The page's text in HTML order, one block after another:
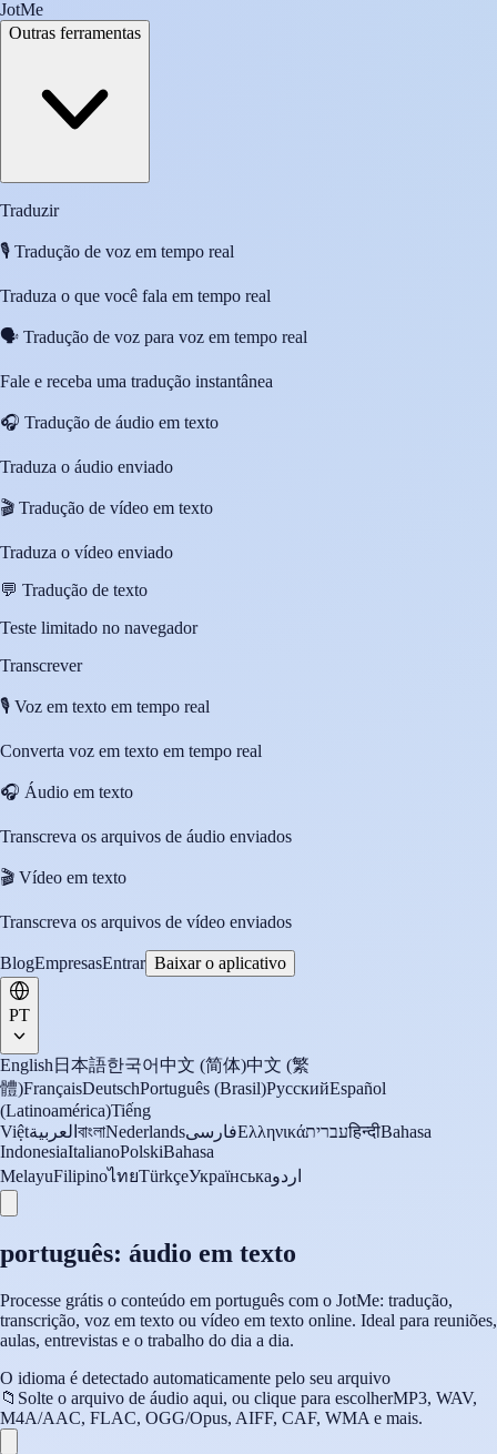
JotMe
Outras ferramentas
Traduzir
🎙️ Tradução de voz em tempo real
Traduza o que você fala em tempo real
🗣️ Tradução de voz para voz em tempo real
Fale e receba uma tradução instantânea
🎧 Tradução de áudio em texto
Traduza o áudio enviado
🎬 Tradução de vídeo em texto
Traduza o vídeo enviado
💬 Tradução de texto
Teste limitado no navegador
Transcrever
🎙️ Voz em texto em tempo real
Converta voz em texto em tempo real
🎧 Áudio em texto
Transcreva os arquivos de áudio enviados
🎬 Vídeo em texto
Transcreva os arquivos de vídeo enviados
BlogEmpresasEntrar Baixar o aplicativo
PT
English 日本語한국어中文 (简体)中文 (繁
體)FrançaisDeutschPortuguês (Brasil)РусскийEspañol
(Latinoamérica)Tiếng
Việtالعربية বাংলাNederlandsفارسیΕλληνικάעבריתहिन्दीBahasa
IndonesiaItalianoPolskiBahasa
MelayuFilipinoไทยTürkçeУкраїнськаاردو
português: áudio em texto
Processe grátis o conteúdo em português com o JotMe: tradução,
transcrição, voz em texto ou vídeo em texto online. Ideal para reuniões,
aulas, entrevistas e o trabalho do dia a dia.
O idioma é detectado automaticamente pelo seu arquivo
📁 Solte o arquivo de áudio aqui, ou clique para escolherMP3, WAV,
M4A/AAC, FLAC, OGG/Opus, AIFF, CAF, WMA e mais.